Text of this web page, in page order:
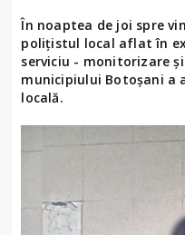
În noaptea de joi spre
polițistul local aflat în
serviciu - monitorizare
municipiului Botoșani a
locală.